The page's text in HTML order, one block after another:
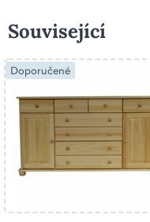
Související
Doporučené